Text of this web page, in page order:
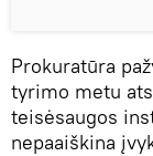
Prokuratūra
tyrimo metu
teisėsaugos
nepaaiškina